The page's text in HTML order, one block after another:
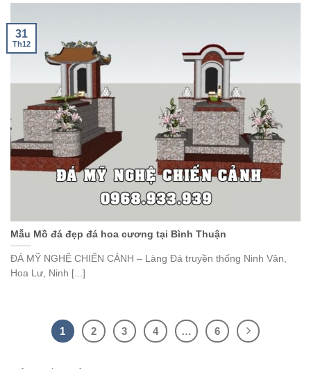
Mẫu Mồ đá đẹp đá hoa cương tại Bình Thuận
ĐÁ MỸ NGHỆ CHIẾN CẢNH – Làng Đá truyền thống Ninh Vân,
Hoa Lư, Ninh [...]
31
Th12
1 2 3 4 … 6